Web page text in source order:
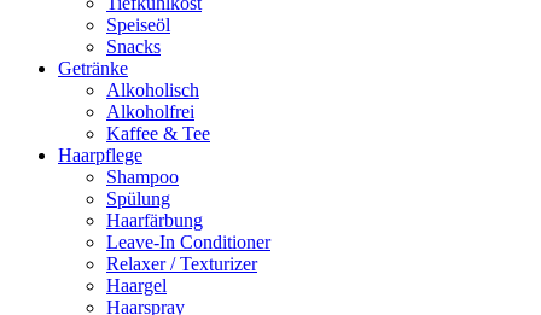
Speiseöl
Snacks
Getränke
Alkoholisch
Alkoholfrei
Kaffee & Tee
Haarpflege
Shampoo
Spülung
Haarfärbung
Leave-In Conditioner
Relaxer / Texturizer
Haargel
Haarspray